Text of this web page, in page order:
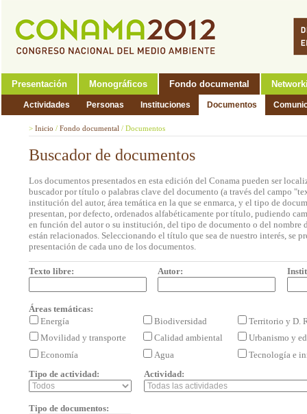
Presentación Monográficos Fondo documental
Actividades Personas Instituciones Documentos
> Inicio / Fondo documental / Documentos
Buscador de documentos
Los documentos presentados en esta edición del Conama pueden ser
buscador por título o palabras clave del documento (a través del campo
institución del autor, área temática en la que se enmarca, y el tipo de
presentan, por defecto, ordenados alfabéticamente por título, pudiendo
en función del autor o su institución, del tipo de documento o del nombre
están relacionados. Seleccionando el título que sea de nuestro interés, se
presentación de cada uno de los documentos.
Texto libre: Autor:
Áreas temáticas:
Energía
Biodiversidad
Territorio y D.
Movilidad y transporte
Calidad ambiental
Urbanismo y
Economía
Agua
Tecnología e
Tipo de actividad:
Actividad:
Tipo de documentos: